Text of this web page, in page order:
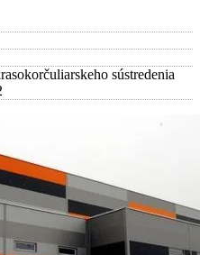
sústredenia